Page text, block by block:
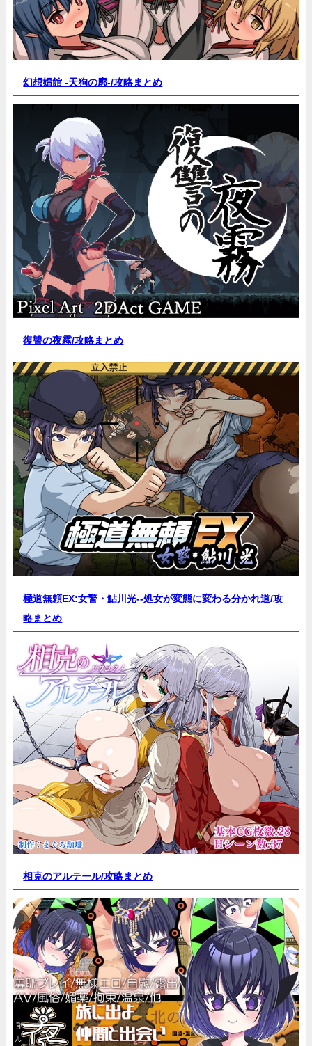
幻想娼館 -天狗の廓-/攻略まとめ
復讐の夜霧/攻略まとめ
極道無頼EX:女警・鮎川光--処女が変態に変わる分かれ道/攻
略まとめ
相克のアルテール/攻略まとめ